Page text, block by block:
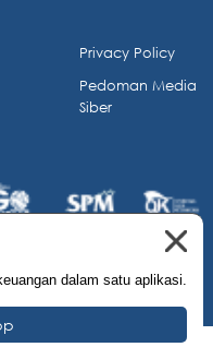
Privacy Policy
Pedoman Media
Siber
Reserved.
dalam satu aplikasi.